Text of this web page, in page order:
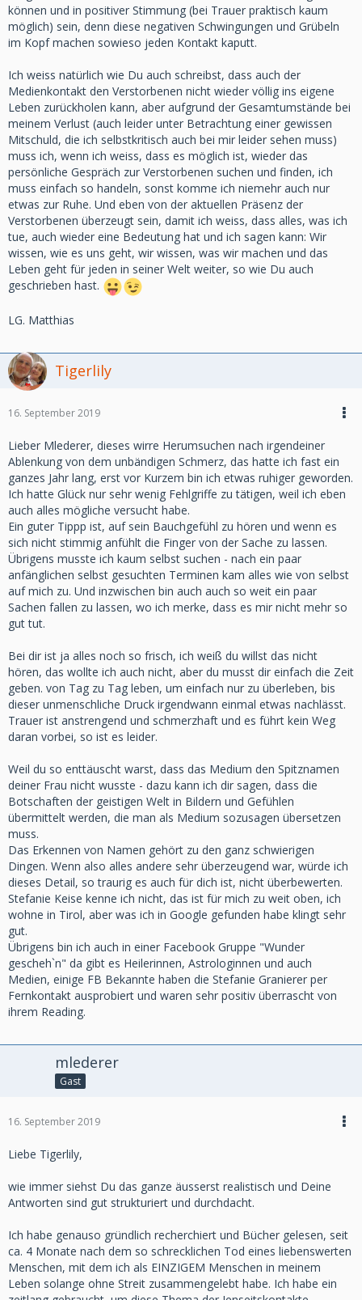
können und in positiver Stimmung (bei Trauer praktisch kaum
möglich) sein, denn diese negativen Schwingungen und Grübeln
im Kopf machen sowieso jeden Kontakt kaputt.
Ich weiss natürlich wie Du auch schreibst, dass auch der
Medienkontakt den Verstorbenen nicht wieder völlig ins eigene
Leben zurückholen kann, aber aufgrund der Gesamtumstände bei
meinem Verlust (auch leider unter Betrachtung einer gewissen
Mitschuld, die ich selbstkritisch auch bei mir leider sehen muss)
muss ich, wenn ich weiss, dass es möglich ist, wieder das
persönliche Gespräch zur Verstorbenen suchen und finden, ich
muss einfach so handeln, sonst komme ich niemehr auch nur
etwas zur Ruhe. Und eben von der aktuellen Präsenz der
Verstorbenen überzeugt sein, damit ich weiss, dass alles, was ich
tue, auch wieder eine Bedeutung hat und ich sagen kann: Wir
wissen, wie es uns geht, wir wissen, was wir machen und das
Leben geht für jeden in seiner Welt weiter, so wie Du auch
geschrieben hast.
LG. Matthias
Tigerlily
16. September 2019
Lieber Mlederer, dieses wirre Herumsuchen nach irgendeiner
Ablenkung von dem unbändigen Schmerz, das hatte ich fast ein
ganzes Jahr lang, erst vor Kurzem bin ich etwas ruhiger geworden.
Ich hatte Glück nur sehr wenig Fehlgriffe zu tätigen, weil ich eben
auch alles mögliche versucht habe.
Ein guter Tippp ist, auf sein Bauchgefühl zu hören und wenn es
sich nicht stimmig anfühlt die Finger von der Sache zu lassen.
Übrigens musste ich kaum selbst suchen - nach ein paar
anfänglichen selbst gesuchten Terminen kam alles wie von selbst
auf mich zu. Und inzwischen bin auch auch so weit ein paar
Sachen fallen zu lassen, wo ich merke, dass es mir nicht mehr so
gut tut.
Bei dir ist ja alles noch so frisch, ich weiß du willst das nicht
hören, das wollte ich auch nicht, aber du musst dir einfach die Zeit
geben. von Tag zu Tag leben, um einfach nur zu überleben, bis
dieser unmenschliche Druck irgendwann einmal etwas nachlässt.
Trauer ist anstrengend und schmerzhaft und es führt kein Weg
daran vorbei, so ist es leider.
Weil du so enttäuscht warst, dass das Medium den Spitznamen
deiner Frau nicht wusste - dazu kann ich dir sagen, dass die
Botschaften der geistigen Welt in Bildern und Gefühlen
übermittelt werden, die man als Medium sozusagen übersetzen
muss.
Das Erkennen von Namen gehört zu den ganz schwierigen
Dingen. Wenn also alles andere sehr überzeugend war, würde ich
dieses Detail, so traurig es auch für dich ist, nicht überbewerten.
Stefanie Keise kenne ich nicht, das ist für mich zu weit oben, ich
wohne in Tirol, aber was ich in Google gefunden habe klingt sehr
gut.
Übrigens bin ich auch in einer Facebook Gruppe "Wunder
gescheh`n" da gibt es Heilerinnen, Astrologinnen und auch
Medien, einige FB Bekannte haben die Stefanie Granierer per
Fernkontakt ausprobiert und waren sehr positiv überrascht von
ihrem Reading.
mlederer
Gast
16. September 2019
Liebe Tigerlily,
wie immer siehst Du das ganze äusserst realistisch und Deine
Antworten sind gut strukturiert und durchdacht.
Ich habe genauso gründlich recherchiert und Bücher gelesen, seit
ca. 4 Monate nach dem so schrecklichen Tod eines liebenswerten
Menschen, mit dem ich als EINZIGEM Menschen in meinem
Leben solange ohne Streit zusammengelebt habe. Ich habe ein